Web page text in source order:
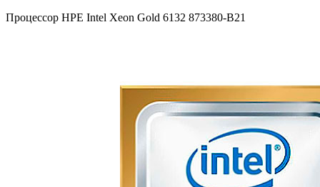
Процессор HPE Intel Xeon Gold 6132 873380-B21